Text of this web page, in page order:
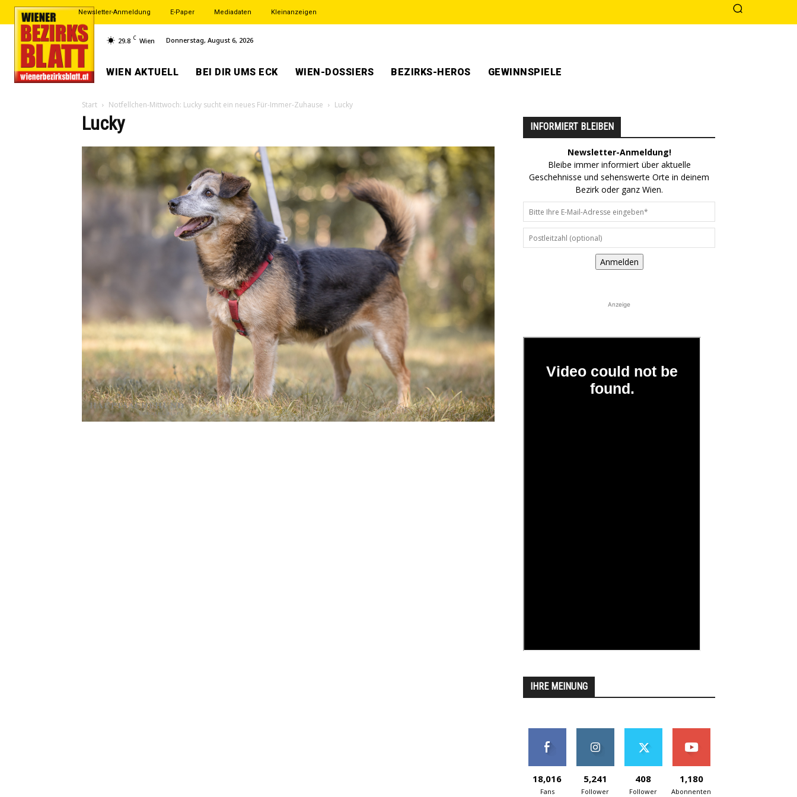
Newsletter-Anmeldung E-Paper Mediadaten Kleinanzeigen
29.8 C Wien Donnerstag, August 6, 2026
WIEN AKTUELL BEI DIR UMS ECK WIEN-DOSSIERS BEZIRKS-HEROS GEWINNSPIELE
Start Notfellchen-Mittwoch: Lucky sucht ein neues Für-Immer-Zuhause Lucky
Lucky INFORMIERT BLEIBEN
Newsletter-Anmeldung!
Bleibe immer informiert über aktuelle
Geschehnisse und sehenswerte Orte in deinem
Bezirk oder ganz Wien.
Anmelden
Anzeige
IHRE MEINUNG
18,016
Fans
5,241
Follower
408
Follower
1,180
Abonnenten